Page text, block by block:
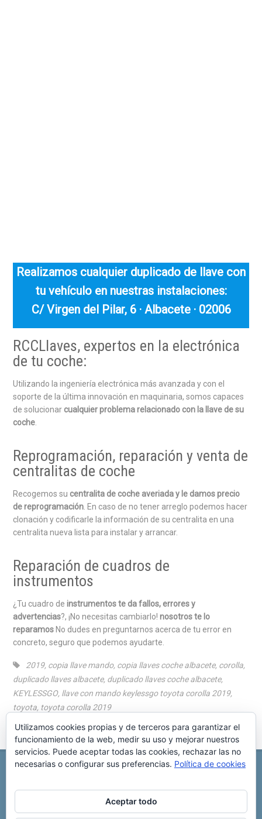
Realizamos cualquier duplicado de llave con
tu vehículo en nuestras instalaciones:
C/ Virgen del Pilar, 6 · Albacete · 02006
RCCLlaves, expertos en la electrónica
de tu coche:
Utilizando la ingeniería electrónica más avanzada y con el
soporte de la última innovación en maquinaria, somos capaces
de solucionar cualquier problema relacionado con la llave de su
coche.
Reprogramación, reparación y venta de
centralitas de coche
Recogemos su centralita de coche averiada y le damos precio
de reprogramación. En caso de no tener arreglo podemos hacer
clonación y codificarle la información de su centralita en una
centralita nueva lista para instalar y arrancar.
Reparación de cuadros de
instrumentos
¿Tu cuadro deinstrumentos te da fallos, errores y
advertencias?, ¡No necesitas cambiarlo!nosotros te lo
reparamos No dudes en preguntarnos acerca de tu error en
concreto, seguro que podemos ayudarte.
2019, copia llave mando, copia llaves coche albacete, corolla,
duplicado llaves albacete, duplicado llaves coche albacete,
KEYLESSGO, llave con mando keylessgo toyota corolla 2019,
toyota, toyota corolla 2019
REPARACIÓN CENTRALITA DE COCHE
C/ Virgen del pilar, 6 ,
Copyright © 2025 Reparación Centralita De Coche
Utilizamos cookies propias y de terceros para garantizar el
funcionamiento de la web, medir su uso y mejorar nuestros
servicios. Puede aceptar todas las cookies, rechazar las no
necesarias o configurar sus preferencias. Política de cookies
Aceptar todo